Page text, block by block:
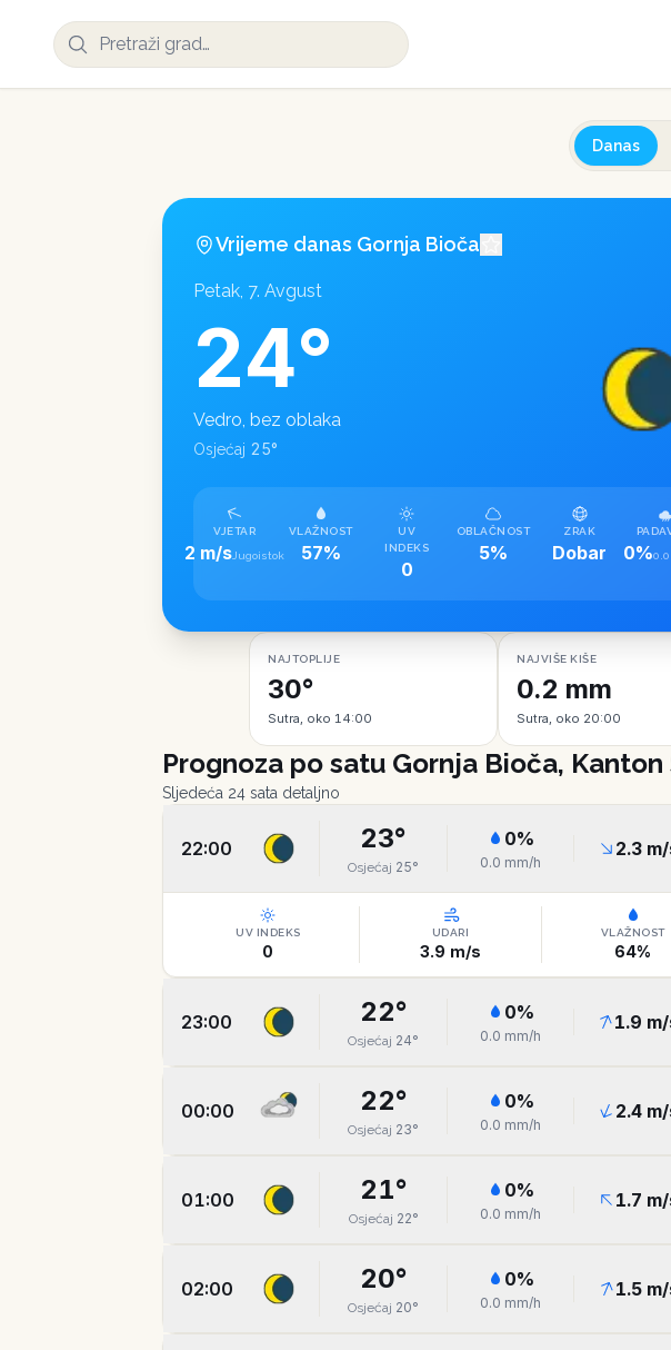
Danas
Vrijeme danas Gornja Bioča
Petak, 7. Avgust
24°
Vedro, bez oblaka
Osjećaj 25°
VJETAR
2 m/sJugoistok
VLAŽNOST
57%
UV
INDEKS
0
OBLAČNOST
5%
ZRAK
Dobar 0%
NAJTOPLIJE
30°
Sutra, oko 14:00
NAJVIŠE KIŠE
0.2 mm
Sutra, oko 20:00
Prognoza po satu Gornja Bioča,
Sljedeća 24 sata detaljno
22:00 23°
Osjećaj 25°
0%
0.0 mm/h
2.3m/
UV INDEKS
0
UDARI
3.9 m/s
VLAŽNOST
64%
23:00 22°
Osjećaj 24°
0%
0.0 mm/h
1.9
00:00 22°
Osjećaj 23°
0%
0.0 mm/h
2.4m/
01:00 21°
Osjećaj 22°
0%
0.0 mm/h
1.7
02:00 20°
Osjećaj 20°
0%
0.0 mm/h
1.5m/